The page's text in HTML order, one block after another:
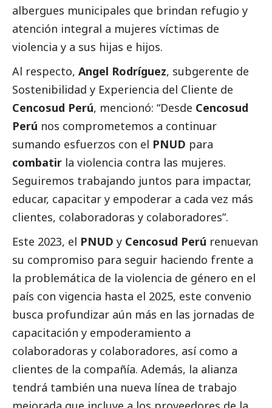
albergues municipales que brindan refugio y
atención integral a mujeres víctimas de
violencia y a sus hijas e hijos.
Al respecto, Angel Rodríguez, subgerente de
Sostenibilidad y Experiencia del Cliente de
Cencosud Perú, mencionó: “Desde Cencosud
Perú nos comprometemos a continuar
sumando esfuerzos con el PNUD para
combatir la violencia contra las mujeres.
Seguiremos trabajando juntos para impactar,
educar, capacitar y empoderar a cada vez más
clientes, colaboradoras y colaboradores”.
Este 2023, el PNUD y Cencosud Perú renuevan
su compromiso para seguir haciendo frente a
la problemática de la violencia de género en el
país con vigencia hasta el 2025, este convenio
busca profundizar aún más en las jornadas de
capacitación y empoderamiento a
colaboradoras y colaboradores, así como a
clientes de la compañía. Además, la alianza
tendrá también una nueva línea de trabajo